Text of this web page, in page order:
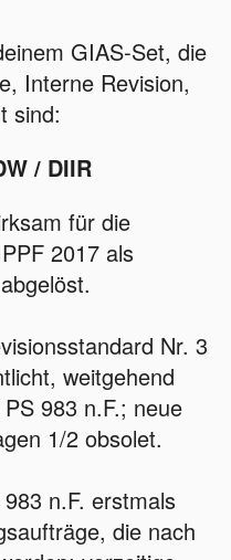
GIAS‑Set, die
Interne Revision,
sind:
/ DIIR
für die
2017 als
Nr. 3
weitgehend
983 n.F.; neue
1/2 obsolet.
n.F. erstmals
die nach